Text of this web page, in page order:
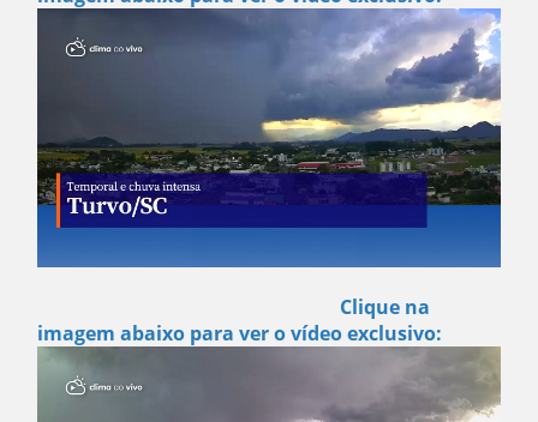
Clique na
imagem abaixo para ver o vídeo exclusivo: